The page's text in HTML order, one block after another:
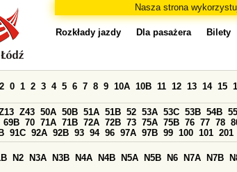
Nasza strona
Rozkłady jazdy Dla pasażera Bilety
0 1 2 3 4 5 6 7 8 9 10A 10B 11 12 13 14 15
Z43 50A 50B 51A 51B 52 53A 53C 53B 54B
69B 70 71A 71B 72A 72B 73 75A 75B 76 77 78
91C 92A 92B 93 94 96 97A 97B 99 100 101 201
N2 N3A N3B N4A N4B N5A N5B N6 N7A N7B